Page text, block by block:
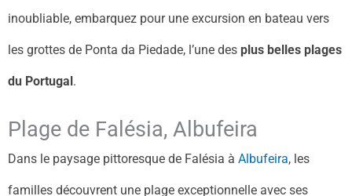
inoubliable, embarquez pour une excursion en bateau vers
les grottes de Ponta da Piedade, l’une des plus belles plages
du Portugal.
Plage de Falésia, Albufeira
Dans le paysage pittoresque de Falésia à Albufeira, les
familles découvrent une plage exceptionnelle avec ses